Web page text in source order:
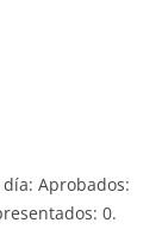
Aprobados:
0.